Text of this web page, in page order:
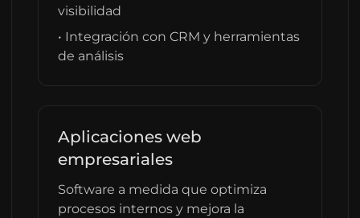
visibilidad
• Integración con CRM y herramientas
de análisis
Aplicaciones web
empresariales
Software a medida que optimiza
procesos internos y mejora la